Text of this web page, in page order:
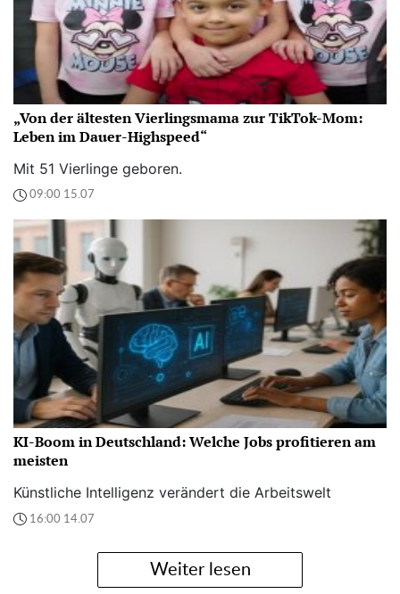
„Von der ältesten Vierlingsmama zur TikTok-Mom:
Leben im Dauer-Highspeed“
Mit 51 Vierlinge geboren.
09:00 15.07
KI-Boom in Deutschland: Welche Jobs profitieren am
meisten
Künstliche Intelligenz verändert die Arbeitswelt
16:00 14.07
Weiter lesen